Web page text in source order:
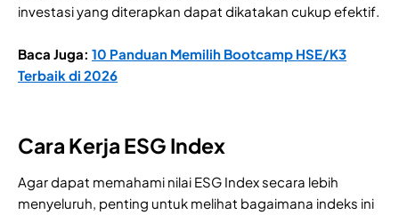
investasi yang diterapkan dapat dikatakan cukup efektif.
​​Baca Juga: 10 Panduan Memilih Bootcamp HSE/K3
Terbaik di 2026
Cara Kerja ESG Index
Agar dapat memahami nilai ESG Index secara lebih
menyeluruh, penting untuk melihat bagaimana indeks ini